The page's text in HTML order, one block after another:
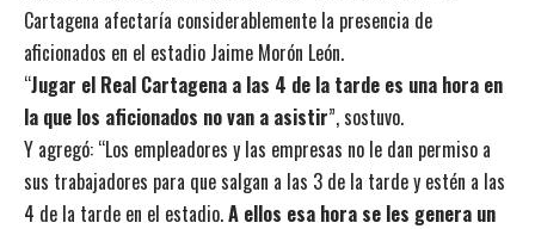
Cartagena afectaría considerablemente la presencia de
aficionados en el estadio Jaime Morón León.
“Jugar el Real Cartagena a las 4 de la tarde es una hora en
la que los aficionados no van a asistir”, sostuvo.
Y agregó: “Los empleadores y las empresas no le dan permiso a
sus trabajadores para que salgan a las 3 de la tarde y estén a las
4 de la tarde en el estadio.A ellos esa hora se les genera un